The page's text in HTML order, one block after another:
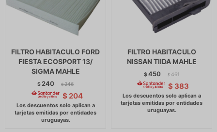
FILTRO HABITACULO FORD
FIESTA ECOSPORT 13/
SIGMA MAHLE
$ 240 $ 246
$ 204
FILTRO HABITACULO
NISSAN TIIDA MAHLE
$450 $ 461
$ 383